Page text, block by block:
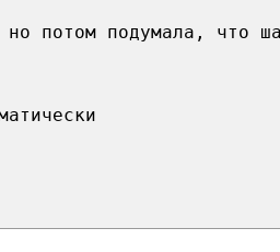
потом подумала, что